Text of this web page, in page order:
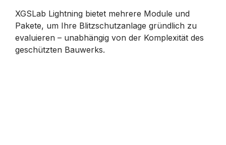
XGSLab Lightning bietet mehrere Module und
Pakete, um Ihre Blitzschutzanlage gründlich zu
evaluieren – unabhängig von der Komplexität des
geschützten Bauwerks.